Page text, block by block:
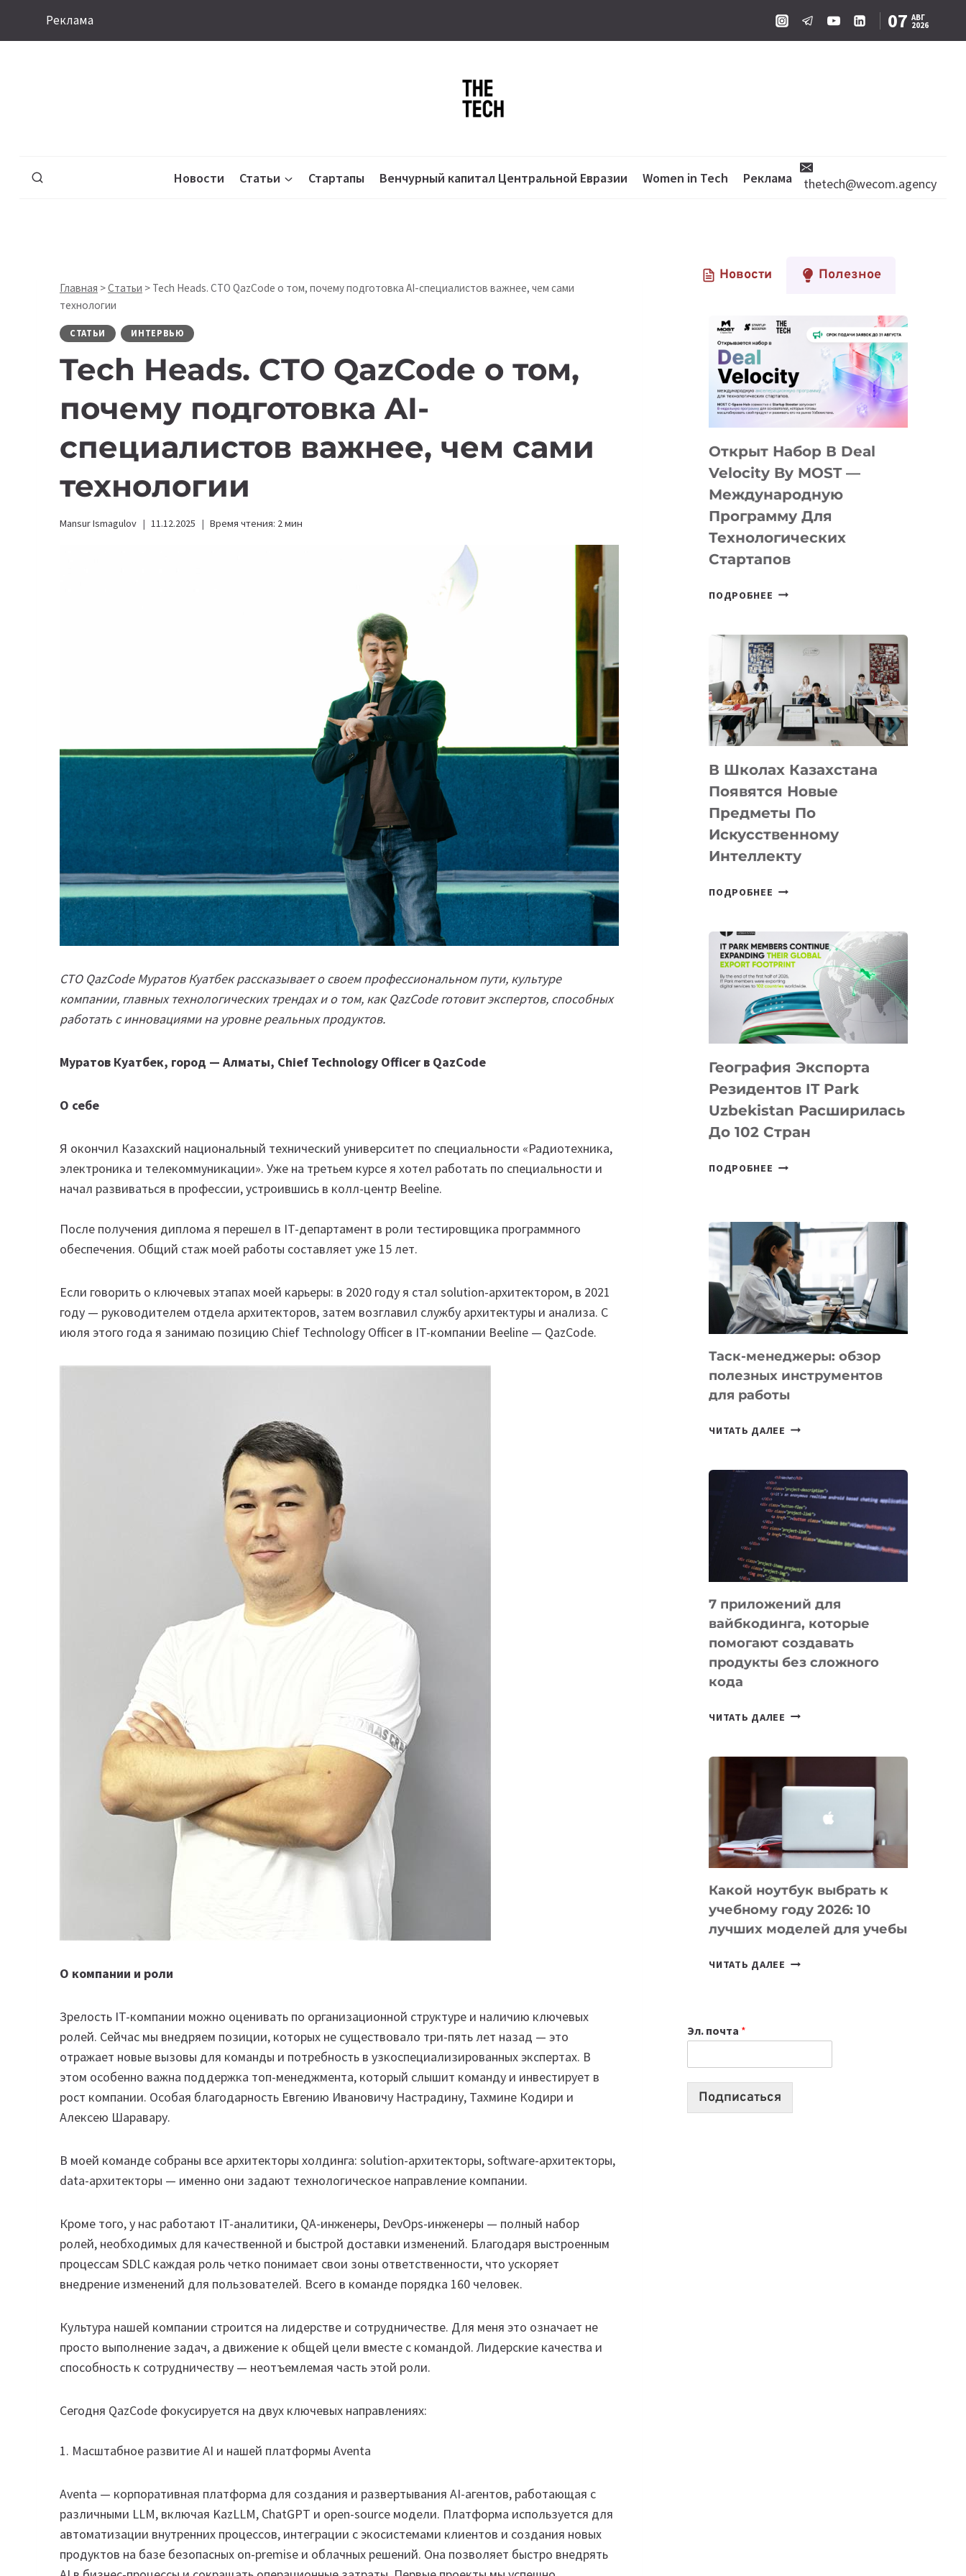
Реклама 07 АВГ
2026
Новости Статьи Стартапы Венчурный капитал Центральной Евразии Women in Tech Реклама thetech@wecom.agency
Главная >Статьи > Tech Heads. CTO QazCode о том, почему подготовка AI-специалистов важнее, чем сами
технологии
СТАТЬИ ИНТЕРВЬЮ
Tech Heads. CTO QazCode о том,
почему подготовка AI-
специалистов важнее, чем сами
технологии
Mansur Ismagulov 11.12.2025 Время чтения: 2мин
CTO QazCode Муратов Куатбек рассказывает о своем профессиональном пути, культуре
компании, главных технологических трендах и о том, как QazCode готовит экспертов, способных
работать с инновациями на уровне реальных продуктов.
Муратов Куатбек, город — Алматы, Chief Technology Officer в QazCode
О себе
Я окончил Казахский национальный технический университет по специальности «Радиотехника,
электроника и телекоммуникации». Уже на третьем курсе я хотел работать по специальности и
начал развиваться в профессии, устроившись в колл-центр Beeline.
После получения диплома я перешел в IT-департамент в роли тестировщика программного
обеспечения. Общий стаж моей работы составляет уже 15 лет.
Если говорить о ключевых этапах моей карьеры: в 2020 году я стал solution-архитектором, в 2021
году — руководителем отдела архитекторов, затем возглавил службу архитектуры и анализа. С
июля этого года я занимаю позицию Chief Technology Officer в IT-компании Beeline — QazCode.
О компании и роли
Зрелость IT-компании можно оценивать по организационной структуре и наличию ключевых
ролей. Сейчас мы внедряем позиции, которых не существовало три-пять лет назад — это
отражает новые вызовы для команды и потребность в узкоспециализированных экспертах. В
этом особенно важна поддержка топ-менеджмента, который слышит команду и инвестирует в
рост компании. Особая благодарность Евгению Ивановичу Настрадину, Тахмине Кодири и
Алексею Шаравару.
В моей команде собраны все архитекторы холдинга: solution-архитекторы, software-архитекторы,
data-архитекторы — именно они задают технологическое направление компании.
Кроме того, у нас работают IT-аналитики, QA-инженеры, DevOps-инженеры — полный набор
ролей, необходимых для качественной и быстрой доставки изменений. Благодаря выстроенным
процессам SDLC каждая роль четко понимает свои зоны ответственности, что ускоряет
внедрение изменений для пользователей. Всего в команде порядка 160 человек.
Культура нашей компании строится на лидерстве и сотрудничестве. Для меня это означает не
просто выполнение задач, а движение к общей цели вместе с командой. Лидерские качества и
способность к сотрудничеству — неотъемлемая часть этой роли.
Сегодня QazCode фокусируется на двух ключевых направлениях:
1. Масштабное развитие AI и нашей платформы Aventa
Aventa — корпоративная платформа для создания и развертывания AI-агентов, работающая с
различными LLM, включая KazLLM, ChatGPT и open-source модели. Платформа используется для
автоматизации внутренних процессов, интеграции с экосистемами клиентов и создания новых
продуктов на базе безопасных on-premise и облачных решений. Она позволяет быстро внедрять
Новости Полезное
Открыт Набор В Deal
Velocity By MOST —
Международную
Программу Для
Технологических
Стартапов
ПОДРОБНЕЕ ОТКРЫТ
DEAL
VELOCITY
MOST
—
МЕЖДУНАРОДНУЮ
ДЛЯ
ТЕХНОЛОГИЧЕСКИХ
СТАРТАПОВ
В Школах Казахстана
Появятся Новые
Предметы По
Искусственному
Интеллекту
ПОДРОБНЕЕ
ПОЯВЯТСЯ
НОВЫЕ
ПРЕДМЕТЫ
ПО
ИСКУССТВЕННОМУ
ИНТЕЛЛЕКТУ
География Экспорта
Резидентов IT Park
Uzbekistan Расширилась
До 102 Стран
ПОДРОБНЕЕ ГЕОГРАФИЯ
PARK
UZBEKISTAN
РАСШИРИЛАСЬ
ДО
102
СТРАН
Таск-менеджеры: обзор
полезных инструментов
для работы
ЧИТАТЬ ДАЛЕЕ ТАСК-
ПОЛЕЗНЫХ
ИНСТРУМЕНТОВ
ДЛЯ
РАБОТЫ
7 приложений для
вайбкодинга, которые
помогают создавать
продукты без сложного
кода
ЧИТАТЬ ДАЛЕЕ
КОТОРЫЕ
СОЗДАВАТЬ
БЕЗ
КОДА
Какой ноутбук выбрать к
учебному году 2026: 10
лучших моделей для учебы
ЧИТАТЬ ДАЛЕЕ КАКОЙ
2026:
10
Эл. почта *
Подписаться